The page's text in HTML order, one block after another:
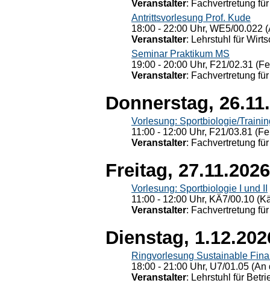
Veranstalter: Fachvertretung
Antrittsvorlesung Prof. Kude
18:00 - 22:00 Uhr, WE5/00.022
Veranstalter: Lehrstuhl für
Seminar Praktikum MS
19:00 - 20:00 Uhr, F21/02.31
Veranstalter: Fachvertretung
Donnerstag,
Vorlesung: Sportbiologie/
11:00 - 12:00 Uhr, F21/03.81
Veranstalter: Fachvertretung
Freitag, 27.11.2026
Vorlesung: Sportbiologie I und II
11:00 - 12:00 Uhr, KÄ7/00.10
Veranstalter: Fachvertretung
Dienstag,
Ringvorlesung Sustainable
18:00 - 21:00 Uhr, U7/01.05
Veranstalter: Lehrstuhl für